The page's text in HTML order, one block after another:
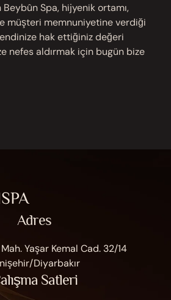
Spa, hijyenik ortamı,
müşteri memnuniyetine verdiği
hak ettiğiniz değeri
nefes aldırmak için bugün bize
Adres
Yaşar Kemal Cad. 32/14
Diyarbakır
Satleri